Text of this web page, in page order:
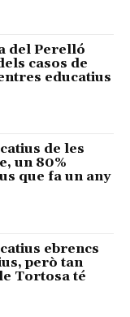
del Perelló
casos de
educatius
de les
un 80%
que fa un any
ebrencs
però tan
Tortosa té